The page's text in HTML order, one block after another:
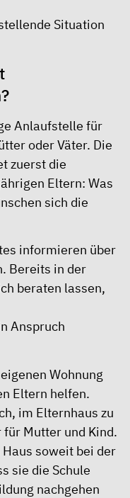
Situation
Anlaufstelle für
oder Väter. Die
zuerst die
Eltern: Was
sich die
informieren über
Bereits in der
beraten lassen,
Anspruch
Wohnung
Eltern helfen.
im Elternhaus zu
Mutter und Kind.
soweit bei der
sie die Schule
nachgehen